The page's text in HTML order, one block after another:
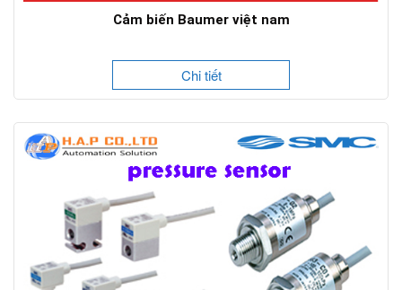
Cảm biến Baumer việt nam
Chi tiết